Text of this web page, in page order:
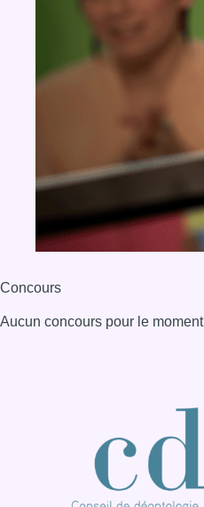
Concours
Aucun concours pour le moment